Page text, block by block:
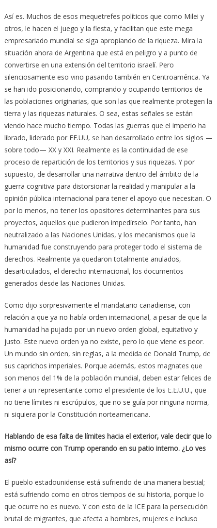
Así es. Muchos de esos mequetrefes políticos que como Milei y
otros, le hacen el juego y la fiesta, y facilitan que este mega
empresariado mundial se siga apropiando de la riqueza. Mira la
situación ahora de Argentina que está en peligro y a punto de
convertirse en una extensión del territorio israelí. Pero
silenciosamente eso vino pasando también en Centroamérica. Ya
se han ido posicionando, comprando y ocupando territorios de
las poblaciones originarias, que son las que realmente protegen la
tierra y las riquezas naturales. O sea, estas señales se están
viendo hace mucho tiempo. Todas las guerras que el imperio ha
librado, liderado por EE.UU, se han desarrollado entre los siglos —
sobre todo— XX y XXI. Realmente es la continuidad de ese
proceso de repartición de los territorios y sus riquezas. Y por
supuesto, de desarrollar una narrativa dentro del ámbito de la
guerra cognitiva para distorsionar la realidad y manipular a la
opinión pública internacional para tener el apoyo que necesitan. O
por lo menos, no tener los opositores determinantes para sus
proyectos, aquellos que pudieron impedírselo. Por tanto, han
neutralizado a las Naciones Unidas, y los mecanismos que la
humanidad fue construyendo para proteger todo el sistema de
derechos. Realmente ya quedaron totalmente anulados,
desarticulados, el derecho internacional, los documentos
generados desde las Naciones Unidas.
Como dijo sorpresivamente el mandatario canadiense, con
relación a que ya no había orden internacional, a pesar de que la
humanidad ha pujado por un nuevo orden global, equitativo y
justo. Este nuevo orden ya no existe, pero lo que viene es peor.
Un mundo sin orden, sin reglas, a la medida de Donald Trump, de
sus caprichos imperiales. Porque además, estos magnates que
son menos del 1% de la población mundial, deben estar felices de
tener a un representante como el presidente de los E.E.U.U., que
no tiene límites ni escrúpulos, que no se guía por ninguna norma,
ni siquiera por la Constitución norteamericana.
Hablando de esa falta de límites hacia el exterior, vale decir que lo
mismo ocurre con Trump operando en su patio interno. ¿Lo ves
así?
El pueblo estadounidense está sufriendo de una manera bestial;
está sufriendo como en otros tiempos de su historia, porque lo
que ocurre no es nuevo. Y con esto de la ICE para la persecución
brutal de migrantes, que afecta a hombres, mujeres e incluso